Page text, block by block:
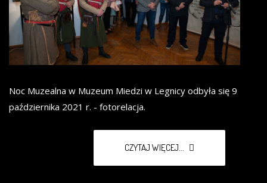
Noc Muzealna w Muzeum Miedzi w Legnicy odbyła się 9
października 2021 r. - fotorelacja.
CZYTAJ WIĘCEJ...